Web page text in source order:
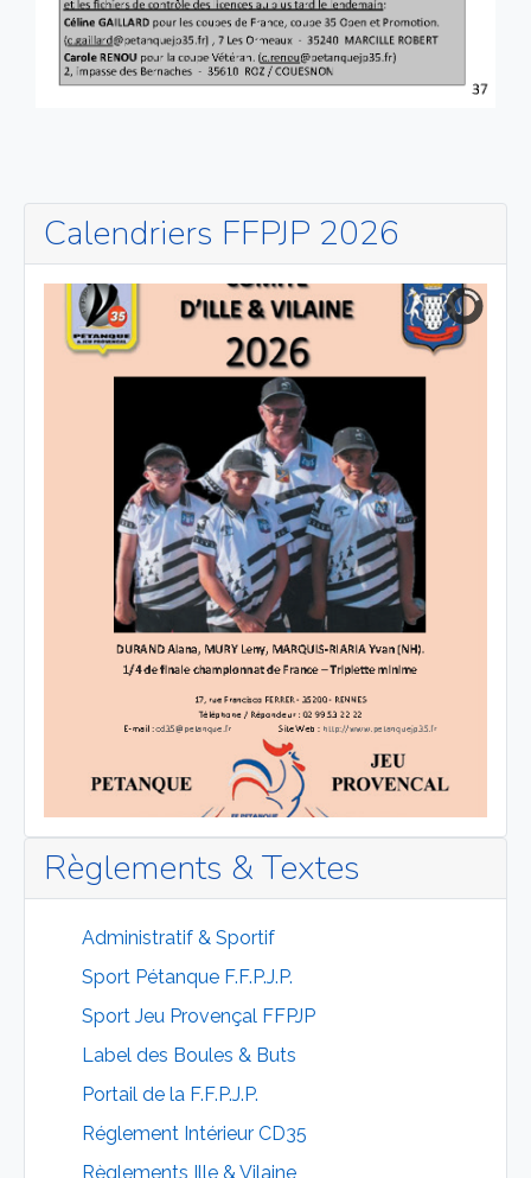
Calendriers FFPJP 2026
Règlements & Textes
Administratif & Sportif
Sport Pétanque F.F.P.J.P.
Sport Jeu Provençal FFPJP
Label des Boules & Buts
Portail de la F.F.P.J.P.
Réglement Intérieur CD35
Règlements Ille & Vilaine